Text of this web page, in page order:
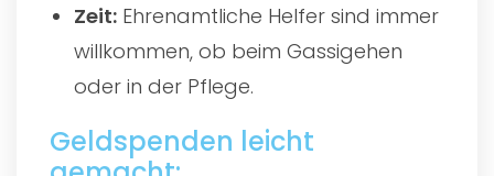
Zeit: Ehrenamtliche Helfer sind immer
willkommen, ob beim Gassigehen
oder in der Pflege.
Geldspenden leicht